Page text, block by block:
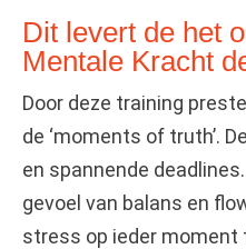
Dit levert de het
Mentale Kracht
Door deze training
de ‘moments of truth’.
en spannende
gevoel van balans en
stress op ieder moment